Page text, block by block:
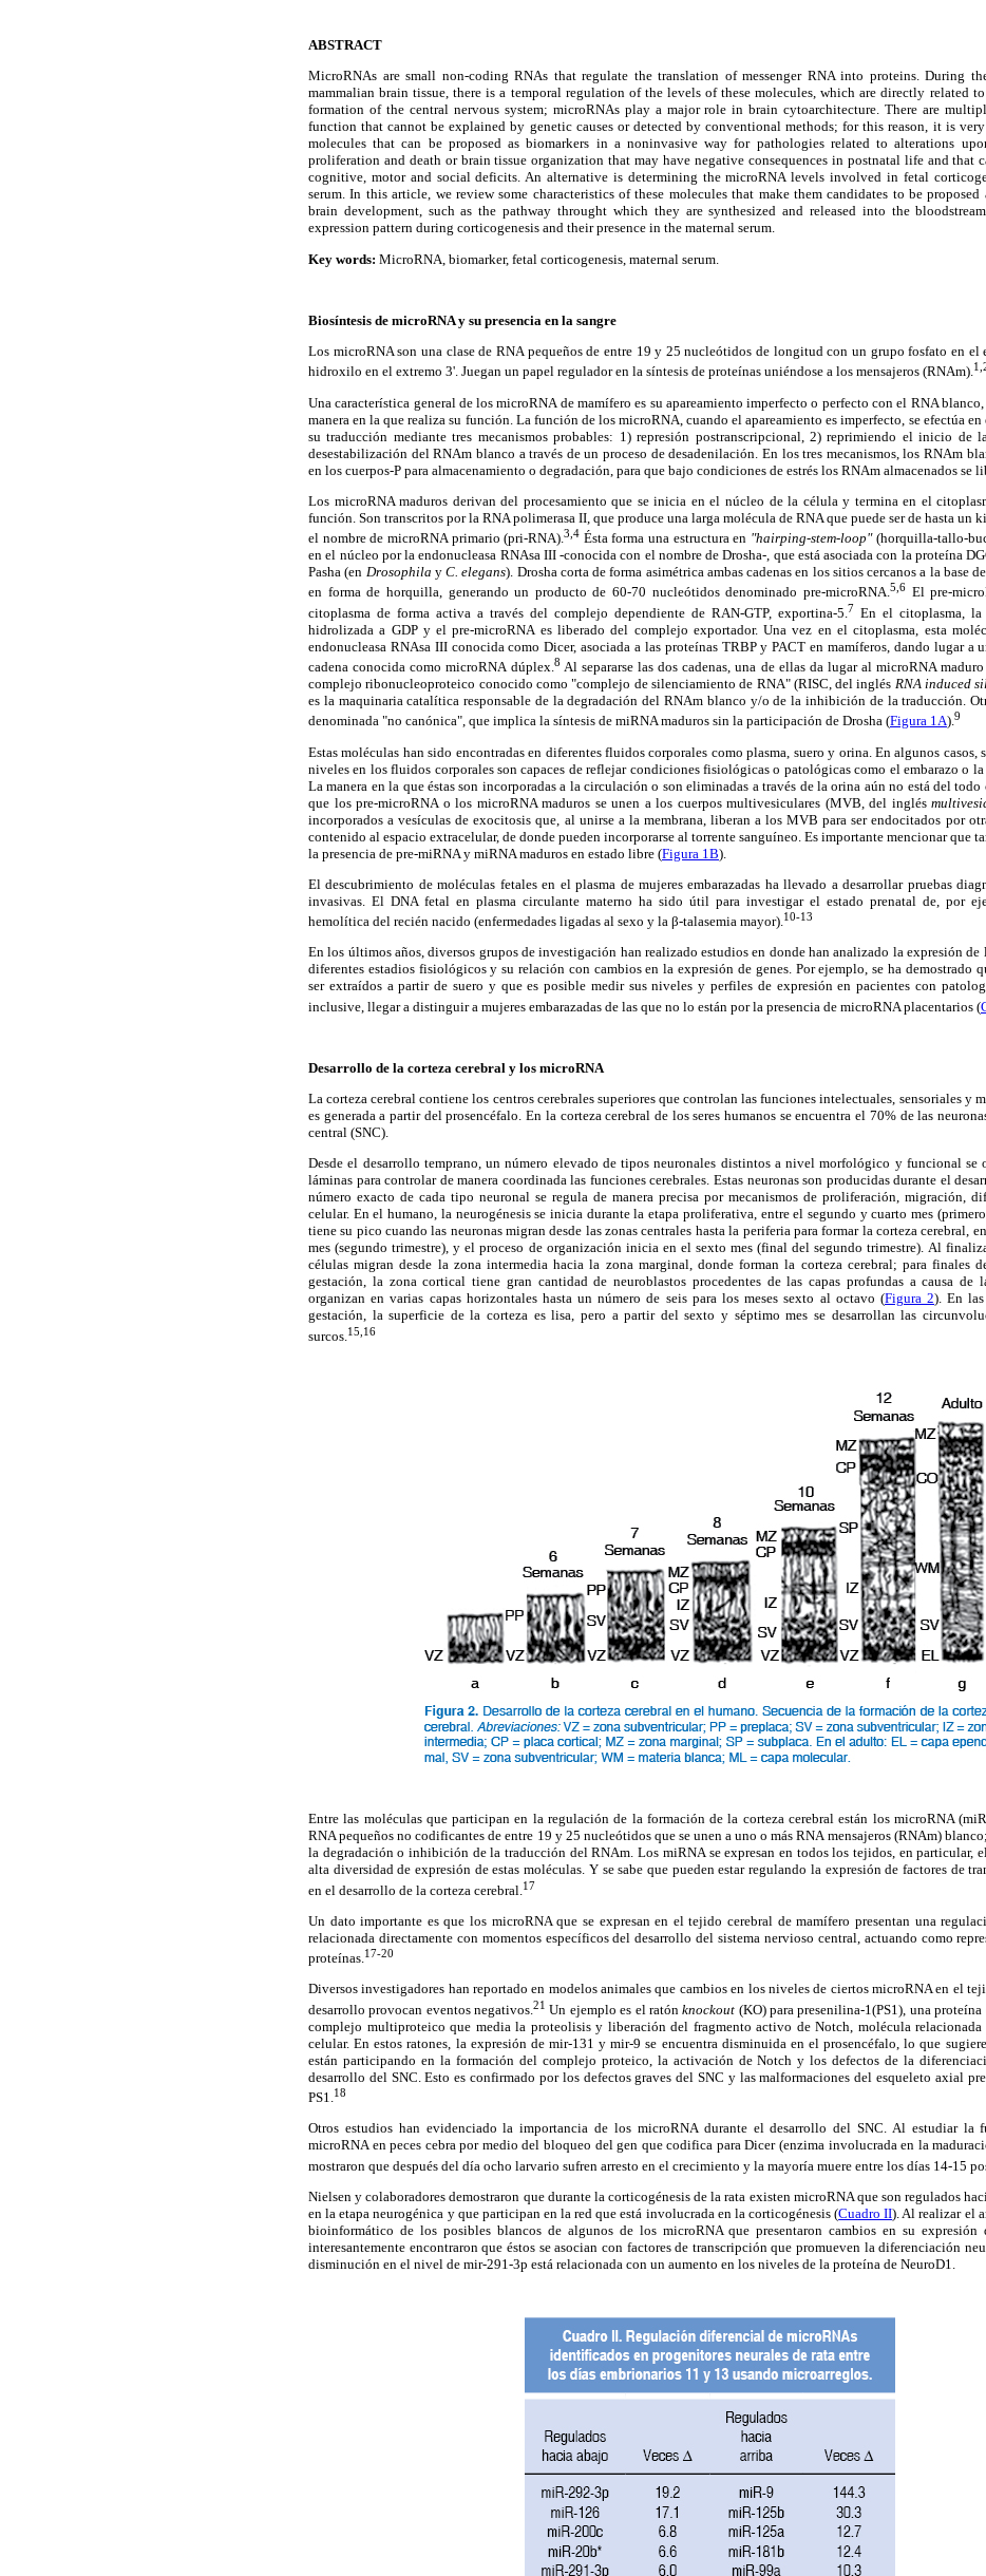
ABSTRACT
MicroRNAs are small non-coding RNAs that regulate the translation of messenger RNA into proteins. During
mammalian brain tissue, there is a temporal regulation of the levels of these molecules, which are directly related
formation of the central nervous system; microRNAs play a major role in brain cytoarchitecture. There are
function that cannot be explained by genetic causes or detected by conventional methods; for this reason, it is
molecules that can be proposed as biomarkers in a noninvasive way for pathologies related to alterations
proliferation and death or brain tissue organization that may have negative consequences in postnatal life and that
cognitive, motor and social deficits. An alternative is determining the microRNA levels involved in fetal
serum. In this article, we review some characteristics of these molecules that make them candidates to be
brain development, such as the pathway throught which they are synthesized and released into the
expression pattern during corticogenesis and their presence in the maternal serum.
Key words: MicroRNA, biomarker, fetal corticogenesis, maternal serum.
Biosíntesis de microRNA y su presencia en la sangre
Los microRNA son una clase de RNA pequeños de entre 19 y 25 nucleótidos de longitud con un grupo fosfato en el
hidroxilo en el extremo 3'. Juegan un papel regulador en la síntesis de proteínas uniéndose a los mensajeros (RNAm).
Una característica general de los microRNA de mamífero es su apareamiento imperfecto o perfecto con el RNA
manera en la que realiza su función. La función de los microRNA, cuando el apareamiento es imperfecto, se efectúa
su traducción mediante tres mecanismos probables: 1) represión postranscripcional, 2) reprimiendo el inicio de
desestabilización del RNAm blanco a través de un proceso de desadenilación. En los tres mecanismos, los RNAm
en los cuerpos-P para almacenamiento o degradación, para que bajo condiciones de estrés los RNAm almacenados se
Los microRNA maduros derivan del procesamiento que se inicia en el núcleo de la célula y termina en el
función. Son transcritos por la RNA polimerasa II, que produce una larga molécula de RNA que puede ser de hasta un
el nombre de microRNA primario (pri-RNA).3,4 Ésta forma una estructura en "hairping-stem-loop"(horquilla-tallo-
en el núcleo por la endonucleasa RNAsa III -conocida con el nombre de Drosha-, que está asociada con la proteína
Pasha (en Drosophila yC. elegans). Drosha corta de forma asimétrica ambas cadenas en los sitios cercanos a la base
en forma de horquilla, generando un producto de 60-70 nucleótidos denominado pre-microRNA.5,6El pre-
citoplasma de forma activa a través del complejo dependiente de RAN-GTP, exportina-5. 7 En el citoplasma, la
hidrolizada a GDP y el pre-microRNA es liberado del complejo exportador. Una vez en el citoplasma, esta
endonucleasa RNAsa III conocida como Dicer, asociada a las proteínas TRBP y PACT en mamíferos, dando lugar a
cadena conocida como microRNA dúplex.8 Al separarse las dos cadenas, una de ellas da lugar al microRNA
complejo ribonucleoproteico conocido como "complejo de silenciamiento de RNA" (RISC, del inglés RNA induced
es la maquinaria catalítica responsable de la degradación del RNAm blanco y/o de la inhibición de la traducción.
denominada "no canónica", que implica la síntesis de miRNA maduros sin la participación de Drosha (Figura 1A).9
Estas moléculas han sido encontradas en diferentes fluidos corporales como plasma, suero y orina. En algunos casos,
niveles en los fluidos corporales son capaces de reflejar condiciones fisiológicas o patológicas como el embarazo o la
La manera en la que éstas son incorporadas a la circulación o son eliminadas a través de la orina aún no está del todo
que los pre-microRNA o los microRNA maduros se unen a los cuerpos multivesiculares (MVB, del inglés
incorporados a vesículas de exocitosis que, al unirse a la membrana, liberan a los MVB para ser endocitados por
contenido al espacio extracelular, de donde pueden incorporarse al torrente sanguíneo. Es importante mencionar que
la presencia de pre-miRNA y miRNA maduros en estado libre (Figura 1B).
El descubrimiento de moléculas fetales en el plasma de mujeres embarazadas ha llevado a desarrollar pruebas
invasivas. El DNA fetal en plasma circulante materno ha sido útil para investigar el estado prenatal de, por
hemolítica del recién nacido (enfermedades ligadas al sexo y la β-talasemia mayor).10-13
En los últimos años, diversos grupos de investigación han realizado estudios en donde han analizado la expresión de
diferentes estadios fisiológicos y su relación con cambios en la expresión de genes. Por ejemplo, se ha demostrado
ser extraídos a partir de suero y que es posible medir sus niveles y perfiles de expresión en pacientes con
inclusive, llegar a distinguir a mujeres embarazadas de las que no lo están por la presencia de microRNA placentarios (
Desarrollo de la corteza cerebral y los microRNA
La corteza cerebral contiene los centros cerebrales superiores que controlan las funciones intelectuales, sensoriales y
es generada a partir del prosencéfalo. En la corteza cerebral de los seres humanos se encuentra el 70% de las
central (SNC).
Desde el desarrollo temprano, un número elevado de tipos neuronales distintos a nivel morfológico y funcional se
láminas para controlar de manera coordinada las funciones cerebrales. Estas neuronas son producidas durante el
número exacto de cada tipo neuronal se regula de manera precisa por mecanismos de proliferación, migración,
celular. En el humano, la neurogénesis se inicia durante la etapa proliferativa, entre el segundo y cuarto mes
tiene su pico cuando las neuronas migran desde las zonas centrales hasta la periferia para formar la corteza cerebral,
mes (segundo trimestre), y el proceso de organización inicia en el sexto mes (final del segundo trimestre). Al
células migran desde la zona intermedia hacia la zona marginal, donde forman la corteza cerebral; para finales
gestación, la zona cortical tiene gran cantidad de neuroblastos procedentes de las capas profundas a causa de
organizan en varias capas horizontales hasta un número de seis para los meses sexto al octavo (Figura 2). En las
gestación, la superficie de la corteza es lisa, pero a partir del sexto y séptimo mes se desarrollan las
surcos. 15,16
Entre las moléculas que participan en la regulación de la formación de la corteza cerebral están los microRNA
RNA pequeños no codificantes de entre 19 y 25 nucleótidos que se unen a uno o más RNA mensajeros (RNAm)
la degradación o inhibición de la traducción del RNAm. Los miRNA se expresan en todos los tejidos, en particular,
alta diversidad de expresión de estas moléculas. Y se sabe que pueden estar regulando la expresión de factores de
en el desarrollo de la corteza cerebral. 17
Un dato importante es que los microRNA que se expresan en el tejido cerebral de mamífero presentan una
relacionada directamente con momentos específicos del desarrollo del sistema nervioso central, actuando como
proteínas.17-20
Diversos investigadores han reportado en modelos animales que cambios en los niveles de ciertos microRNA en el
desarrollo provocan eventos negativos.21 Un ejemplo es el ratónknockout (KO) para presenilina-1(PS1), una
complejo multiproteico que media la proteolisis y liberación del fragmento activo de Notch, molécula
celular. En estos ratones, la expresión de mir-131 y mir-9 se encuentra disminuida en el prosencéfalo, lo que
están participando en la formación del complejo proteico, la activación de Notch y los defectos de la
desarrollo del SNC. Esto es confirmado por los defectos graves del SNC y las malformaciones del esqueleto axial
PS1.18
Otros estudios han evidenciado la importancia de los microRNA durante el desarrollo del SNC. Al estudiar la
microRNA en peces cebra por medio del bloqueo del gen que codifica para Dicer (enzima involucrada en la
mostraron que después del día ocho larvario sufren arresto en el crecimiento y la mayoría muere entre los días 14-15
Nielsen y colaboradores demostraron que durante la corticogénesis de la rata existen microRNA que son regulados
en la etapa neurogénica y que participan en la red que está involucrada en la corticogénesis (Cuadro II). Al realizar el
bioinformático de los posibles blancos de algunos de los microRNA que presentaron cambios en su expresión
interesantemente encontraron que éstos se asocian con factores de transcripción que promueven la diferenciación
disminución en el nivel de mir-291-3p está relacionada con un aumento en los niveles de la proteína de NeuroD1.